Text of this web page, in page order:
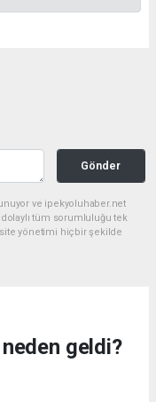
Gönder
ve ipekyoluhaber.net
tüm sorumluluğu tek
site yönetimi hiçbir şekilde
geldi?